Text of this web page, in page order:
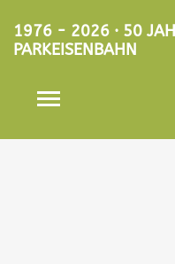
1976 - 2026 · 50
PARKEISENBAHN